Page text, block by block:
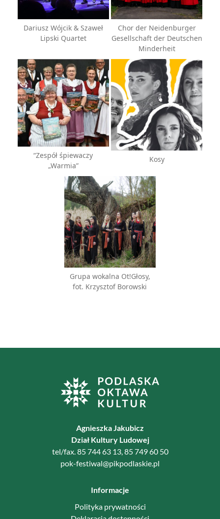
Dariusz Wójcik & Szaweł
Lipski Quartet
Chor der Neidenburger
Gesellschaft der Deutschen
Minderheit
“Zespół śpiewaczy
„Warmia”
Kosy
Grupa wokalna Ot!Głosy,
fot. Krzysztof Borowski
Agnieszka Jakubicz
Dział Kultury Ludowej
tel/fax. 85 744 63 13, 85 749 60 50
pok-festiwal@pikpodlaskie.pl
Informacje
Polityka prywatności